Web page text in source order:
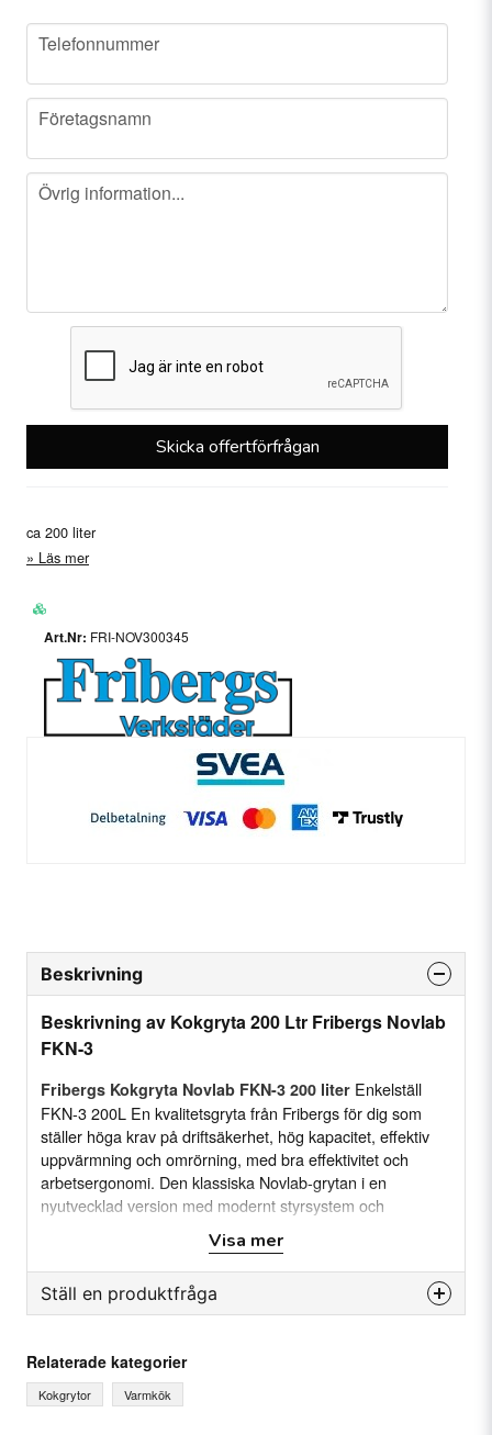
phone
Telefonnummer
company
Företagsnamn
message
Övrig information...
Skicka offertförfrågan
ca 200 liter
Läs mer
FRI-NOV300345
Beskrivning
Beskrivning av Kokgryta 200 Ltr Fribergs Novlab
FKN-3
Fribergs Kokgryta Novlab FKN-3 200 liter Enkelställ
FKN-3 200L En kvalitetsgryta från Fribergs för dig som
ställer höga krav på driftsäkerhet, hög kapacitet, effektiv
uppvärmning och omrörning, med bra effektivitet och
arbetsergonomi. Den klassiska Novlab-grytan i en
nyutvecklad version med modernt styrsystem och
blandaren utan hål i botten på grytan. Nu med nytt
verktygssystem. Kompakta grytor som är enkla att
installera och handha.
Volymer: 40, 70, 100, 150, 200 och 300 liter.
Snabb 2-stegs uppvärmning, för energisnål
Visa mer
Ställ en produktfråga
Fråga oss något om denna produkten...
Relaterade kategorier
Kokgrytor Varmkök